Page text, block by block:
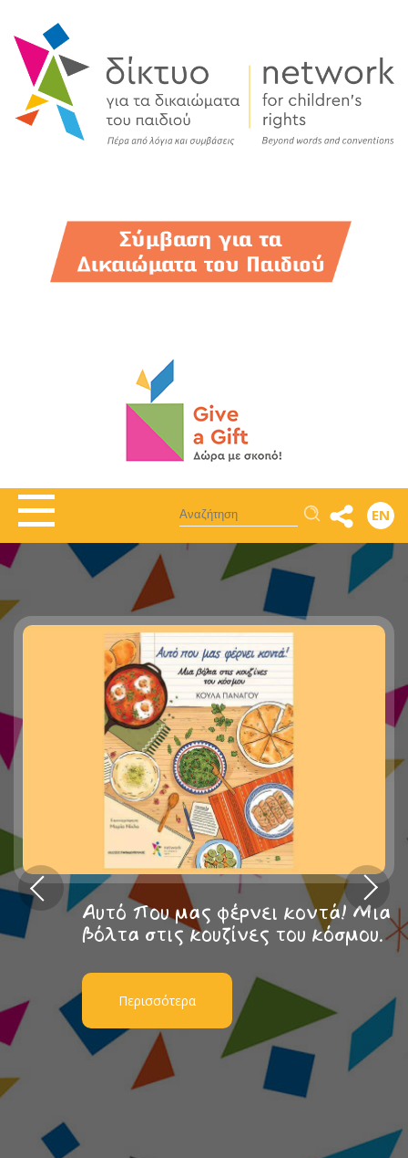
Αναζήτηση EN
Αυτό που μας φέρνει κοντά! Μια
βόλτα στις κουζίνες του κόσμου.
Περισσότερα